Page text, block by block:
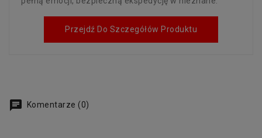
Przejdź Do Szczegółów Produktu
Komentarze (0)